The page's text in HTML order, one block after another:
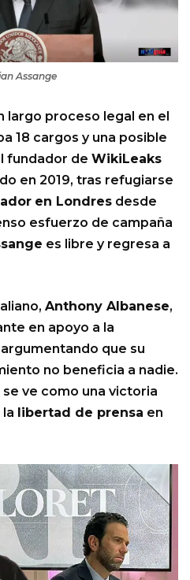
Assange
largo proceso legal en el
18 cargos y una posible
fundador de WikiLeaks
en 2019, tras refugiarse
en Londres desde
esfuerzo de campaña
es libre y regresa a
Anthony Albanese,
en apoyo a la
argumentando que su
no beneficia a nadie.
ve como una victoria
libertad de prensa en